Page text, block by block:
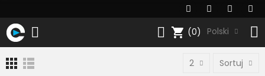
shopping_cart (0) Polski
2 Sortuj